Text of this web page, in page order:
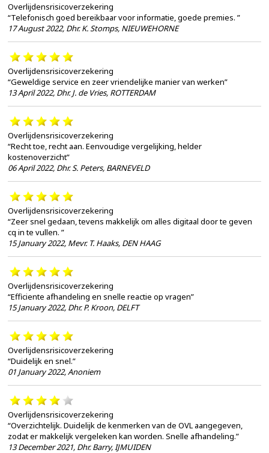
Overlijdensrisicoverzekering
“Telefonisch goed bereikbaar voor informatie, goede premies. ”
17 August 2022, Dhr. K. Stomps, NIEUWEHORNE
Overlijdensrisicoverzekering
“Geweldige service en zeer vriendelijke manier van werken”
13 April 2022, Dhr. J. de Vries, ROTTERDAM
Overlijdensrisicoverzekering
“Recht toe, recht aan. Eenvoudige vergelijking, helder
kostenoverzicht”
06 April 2022, Dhr. S. Peters, BARNEVELD
Overlijdensrisicoverzekering
“Zeer snel gedaan, tevens makkelijk om alles digitaal door te geven
cq in te vullen. ”
15 January 2022, Mevr. T. Haaks, DEN HAAG
Overlijdensrisicoverzekering
“Efficiente afhandeling en snelle reactie op vragen”
15 January 2022, Dhr. P. Kroon, DELFT
Overlijdensrisicoverzekering
“Duidelijk en snel.”
01 January 2022,Anoniem
Overlijdensrisicoverzekering
“Overzichtelijk. Duidelijk de kenmerken van de OVL aangegeven,
zodat er makkelijk vergeleken kan worden. Snelle afhandeling.”
13 December 2021, Dhr. Barry, IJMUIDEN